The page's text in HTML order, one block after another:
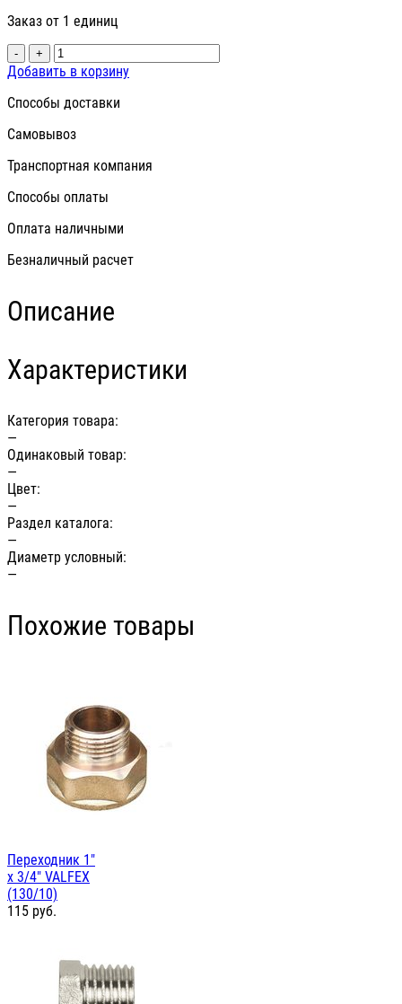
Заказ от 1 единиц
- +
Добавить в корзину
Способы доставки
Самовывоз
Транспортная компания
Способы оплаты
Оплата наличными
Безналичный расчет
Описание
Характеристики
Категория товара:
—
Одинаковый товар:
—
Цвет:
—
Раздел каталога:
—
Диаметр условный:
—
Похожие товары
Переходник 1"
х 3/4" VALFEX
(130/10)
115 руб.